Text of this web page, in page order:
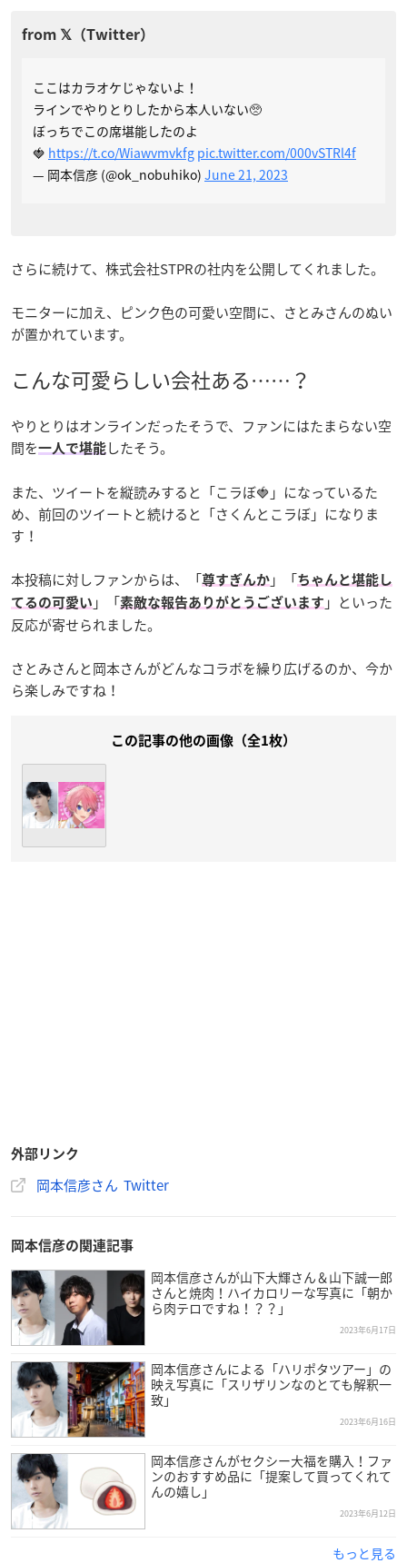
ここはカラオケじゃないよ！
ラインでやりとりしたから本人いない🥺
ぼっちでこの席堪能したのよ
🍓 https://t.co/Wiawvmvkfg pic.twitter.com/000vSTRl4f
— 岡本信彦 (@ok_nobuhiko) June 21, 2023
さらに続けて、株式会社STPRの社内を公開してくれました。
モニターに加え、ピンク色の可愛い空間に、さとみさんのぬい
が置かれています。
こんな可愛らしい会社ある……？
やりとりはオンラインだったそうで、ファンにはたまらない空
間を一人で堪能 したそう。
また、ツイートを縦読みすると「こラぼ🍓」になっているた
め、前回のツイートと続けると「さくんとこラぼ」になりま
す！
本投稿に対しファンからは、「尊すぎんか 」「ちゃんと堪能し
てるの可愛い 」「素敵な報告ありがとうございます 」といった
反応が寄せられました。
さとみさんと岡本さんがどんなコラボを繰り広げるのか、今か
ら楽しみですね！
この記事の他の画像（全1枚）
外部リンク
岡本信彦さん Twitter
岡本信彦の関連記事
岡本信彦さんが山下大輝さん＆山下誠一郎
さんと焼肉！ハイカロリーな写真に「朝か
ら肉テロですね！？？」
2023年6月17日
岡本信彦さんによる「ハリポタツアー」の
映え写真に「スリザリンなのとても解釈一
致」
2023年6月16日
岡本信彦さんがセクシー大福を購入！ファ
ンのおすすめ品に「提案して買ってくれて
んの嬉し」
2023年6月12日
もっと見る